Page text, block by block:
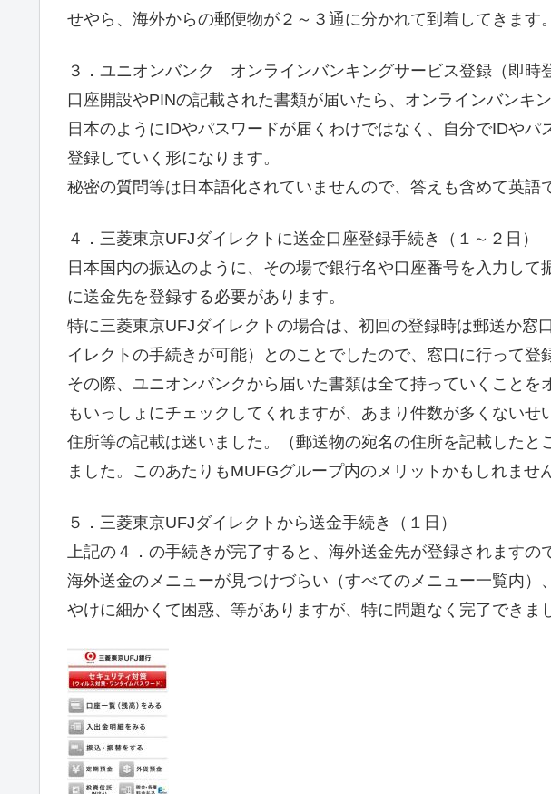
せやら、海外からの郵便物が２～３通に分かれて到着してきます。
３．ユニオンバンク オンラインバンキングサービス登録（即時
口座開設やPINの記載された書類が届いたら、オンラインバンキ
日本のようにIDやパスワードが届くわけではなく、自分でIDや
登録していく形になります。
秘密の質問等は日本語化されていませんので、答えも含めて英語
４．三菱東京UFJダイレクトに送金口座登録手続き（１～２日）
日本国内の振込のように、その場で銀行名や口座番号を入力し
に送金先を登録する必要があります。
特に三菱東京UFJダイレクトの場合は、初回の登録時は郵送か窓
イレクトの手続きが可能）とのことでしたので、窓口に行って登
その際、ユニオンバンクから届いた書類は全て持っていくことを
もいっしょにチェックしてくれますが、あまり件数が多くないせ
住所等の記載は迷いました。（郵送物の宛名の住所を記載したと
ました。このあたりもMUFGグループ内のメリットかもしれませ
５．三菱東京UFJダイレクトから送金手続き（１日）
上記の４．の手続きが完了すると、海外送金先が登録されますの
海外送金のメニューが見つけづらい（すべてのメニュー一覧内）
やけに細かくて困惑、等がありますが、特に問題なく完了できま